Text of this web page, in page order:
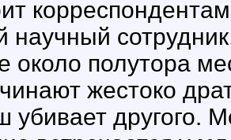
научный
около полутора
жестоко
убивает другого.